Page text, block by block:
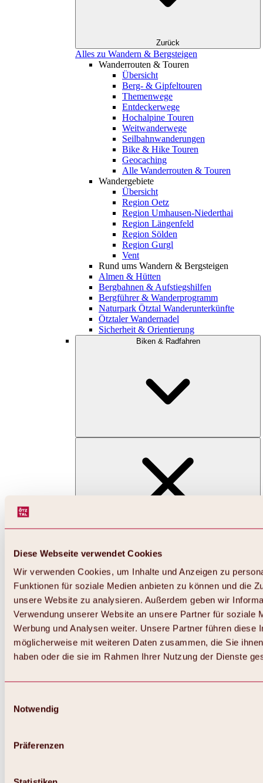
Diese Webseite verwendet Cookies
Wir verwenden Cookies, um Inhalte und Anzeigen zu
Funktionen für soziale Medien anbieten zu können und die
unsere Website zu analysieren. Außerdem geben wir
Verwendung unserer Website an unsere Partner für soziale
Werbung und Analysen weiter. Unsere Partner führen diese
möglicherweise mit weiteren Daten zusammen, die Sie
haben oder die sie im Rahmen Ihrer Nutzung der Dienste
Notwendig
Präferenzen
Zurück
Alles zu Wandern & Bergsteigen
Wanderrouten & Touren
Übersicht
Berg- & Gipfeltouren
Themenwege
Entdeckerwege
Hochalpine Touren
Weitwanderwege
Seilbahnwanderungen
Bike & Hike Touren
Geocaching
Alle Wanderrouten & Touren
Wandergebiete
Übersicht
Region Oetz
Region Umhausen-Niederthai
Region Längenfeld
Region Sölden
Region Gurgl
Vent
Rund ums Wandern & Bergsteigen
Almen & Hütten
Bergbahnen & Aufstiegshilfen
Bergführer & Wanderprogramm
Naturpark Ötztal Wanderunterkünfte
Ötztaler Wandernadel
Sicherheit & Orientierung
Biken & Radfahren